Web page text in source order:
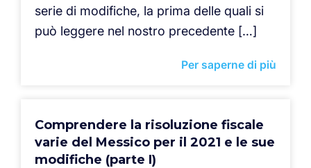
serie di modifiche, la prima delle quali si
può leggere nel nostro precedente […]
Per saperne di più
Comprendere la risoluzione fiscale
varie del Messico per il 2021 e le sue
modifiche (parte I)